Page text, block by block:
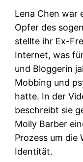
Lena Chen war
Opfer des
stellte ihr Ex-
Internet, was
und Bloggerin
Mobbing und
hatte. In der
beschreibt sie
Molly Barber
Prozess um die
Identität.